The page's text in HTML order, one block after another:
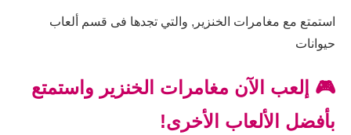
استمتع مع مغامرات الخنزير, والتي تجدها فى قسم ألعاب
حيوانات
🎮 إلعب الآن مغامرات الخنزير واستمتع
بأفضل الألعاب الأخرى!